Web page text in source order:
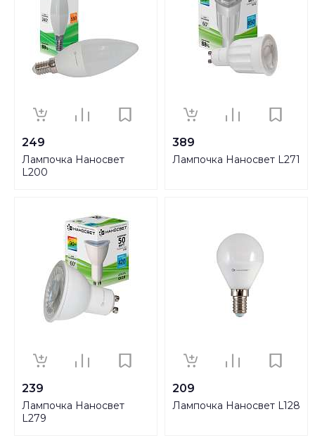
249
Лампочка Наносвет
L200
389
Лампочка Наносвет L271
239
Лампочка Наносвет
L279
209
Лампочка Наносвет L128